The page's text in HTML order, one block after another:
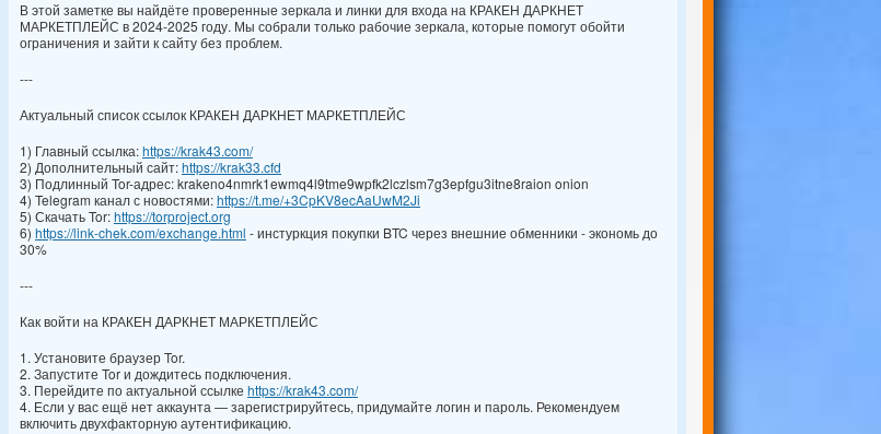
В этой заметке вы найдёте проверенные зеркала и линки для входа на КРАКЕН ДАРКНЕТ
МАРКЕТПЛЕЙС в 2024-2025 году. Мы собрали только рабочие зеркала, которые помогут обойти
ограничения и зайти к сайту без проблем.
---
Актуальный список ссылок КРАКЕН ДАРКНЕТ МАРКЕТПЛЕЙС
1) Главный ссылка:https://krak43.com/
2) Дополнительный сайт:https://krak33.cfd
3) Подлинный Tor-адрес: krakeno4nmrk1ewmq4l9tme9wpfk2lczlsm7g3epfgu3itne8raion onion
4) Telegram канал с новостями:https://t.me/+3CpKV8ecAaUwM2Ji
5) Скачать Tor:https://torproject.org
6) https://link-chek.com/exchange.html - инстуркция покупки BTC через внешние обменники - экономь до
30%
---
Как войти на КРАКЕН ДАРКНЕТ МАРКЕТПЛЕЙС
1. Установите браузер Tor.
2. Запустите Tor и дождитесь подключения.
3. Перейдите по актуальной ссылке https://krak43.com/
4. Если у вас ещё нет аккаунта — зарегистрируйтесь, придумайте логин и пароль. Рекомендуем
включить двухфакторную аутентификацию.